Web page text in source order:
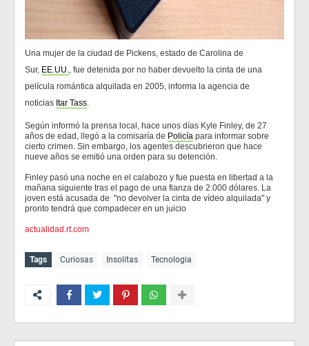
Una mujer de la ciudad de Pickens, estado de Carolina de
Sur, EE.UU., fue detenida por no haber devuelto la cinta de una
película romántica alquilada en 2005, informa la agencia de
noticias Itar Tass.
Según informó la prensa local, hace unos días Kyle Finley, de 27
años de edad, llegó a la comisaría de Policía para informar sobre
cierto crimen. Sin embargo, los agentes descubrieron que hace
nueve años se emitió una orden para su detención.
Finley pasó una noche en el calabozo y fue puesta en libertad a la
mañana siguiente tras el pago de una fianza de 2.000 dólares. La
joven está acusada de "no devolver la cinta de vídeo alquilada" y
pronto tendrá que compadecer en un juicio
actualidad.rt.com
Tags Curiosas Insolitas Tecnologia